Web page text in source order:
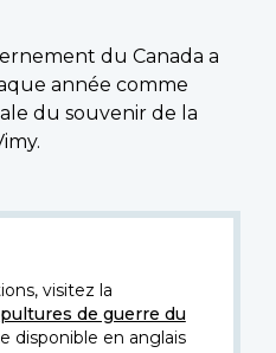
du Canada a
année comme
du souvenir de la
visitez la
de guerre du
disponible en anglais